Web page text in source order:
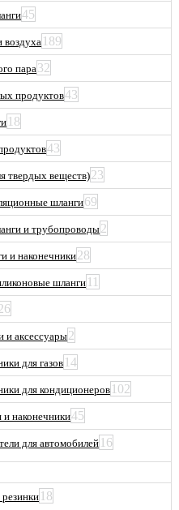
45
воздуха 189
пара32
продуктов43
18
43
твердых веществ)23
шланги69
и трубопроводы2
и наконечники28
шланги 11
и аксессуары2
для газов 14
для кондиционеров 102
наконечники45
для автомобилей 16
18